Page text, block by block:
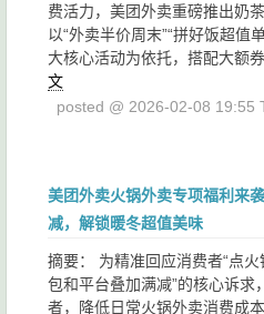
费活力，美团外卖重磅推出奶
以“外卖半价周末”“拼好饭超值
大核心活动为依托，搭配大额
文
posted @ 2026-02-08 19:55
美团外卖火锅外卖专项福利来
减，解锁暖冬超值美味
摘要： 为精准回应消费者“点
包和平台叠加满减”的核心诉求
者，降低日常火锅外卖消费成